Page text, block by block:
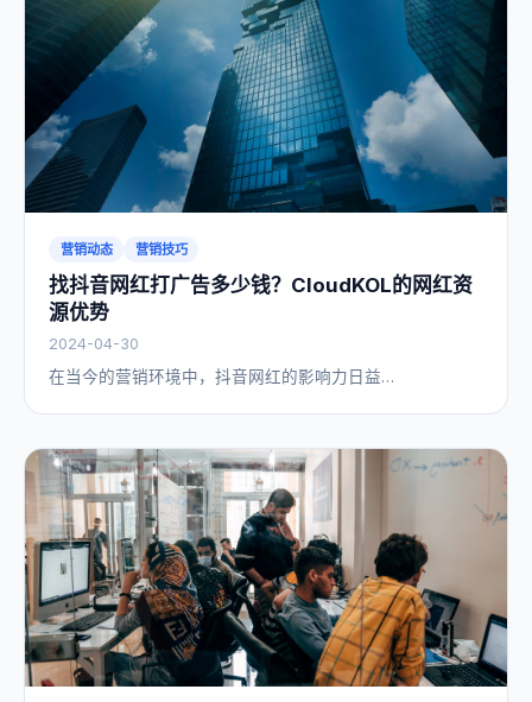
营销动态 营销技巧
找抖音网红打广告多少钱？CloudKOL的网红资
源优势
2024-04-30
在当今的营销环境中，抖音网红的影响力日益…